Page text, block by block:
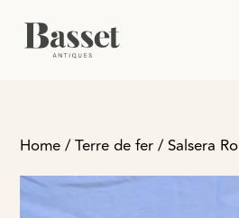
contenido
Home/Terre de fer/ Salsera